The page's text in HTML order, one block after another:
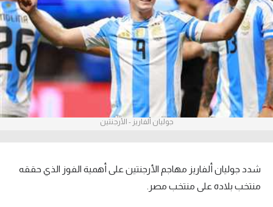
آراء حرة
ركن الألعاب
بطولات
أمريكا 2026
الدوري الإسباني
جوليان ألفاريز - الأرجنتين
شدد جوليان ألفاريز مهاجم الأرجنتين على أهمية الفوز الذي حققه
منتخب بلاده على منتخب مصر.